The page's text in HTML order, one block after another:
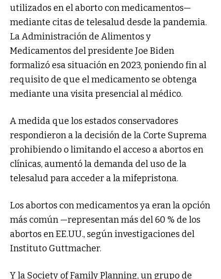
utilizados en el aborto con medicamentos—
mediante citas de telesalud desde la pandemia.
La Administración de Alimentos y
Medicamentos del presidente Joe Biden
formalizó esa situación en 2023, poniendo fin al
requisito de que el medicamento se obtenga
mediante una visita presencial al médico.
A medida que los estados conservadores
respondieron a la decisión de la Corte Suprema
prohibiendo o limitando el acceso a abortos en
clínicas, aumentó la demanda del uso de la
telesalud para acceder a la mifepristona.
Los abortos con medicamentos ya eran la opción
más común —representan más del 60 % de los
abortos en EE.UU., según investigaciones del
Instituto Guttmacher.
Y la Society of Family Planning, un grupo de